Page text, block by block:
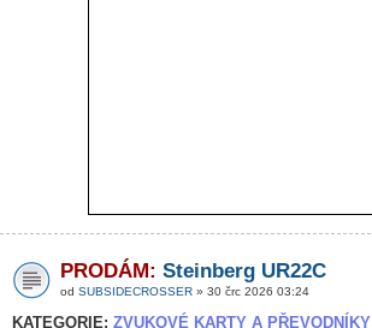
PRODÁM: Steinberg UR22C
od SUBSIDECROSSER » 30 črc 2026 03:24
KATEGORIE: ZVUKOVÉ KARTY A PŘEVODNÍKY